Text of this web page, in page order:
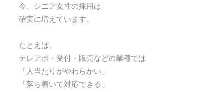
今、シニア女性の採用は
確実に増えています。
たとえば、
テレアポ・受付・販売などの業種では
「人当たりがやわらかい」
「落ち着いて対応できる」